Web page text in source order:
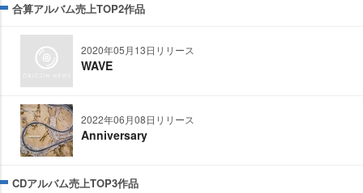
合算アルバム売上TOP2作品
2020年05月13日リリース
WAVE
2022年06月08日リリース
Anniversary
CDアルバム売上TOP3作品